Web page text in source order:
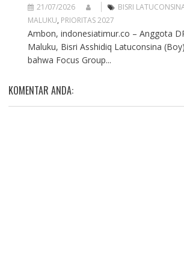
21/07/2026 BISRI
MALUKU, PRIORITAS 2027
Ambon, indonesiatimur.co – Anggota
Maluku, Bisri Asshidiq Latuconsina
bahwa Focus Group...
KOMENTAR ANDA: